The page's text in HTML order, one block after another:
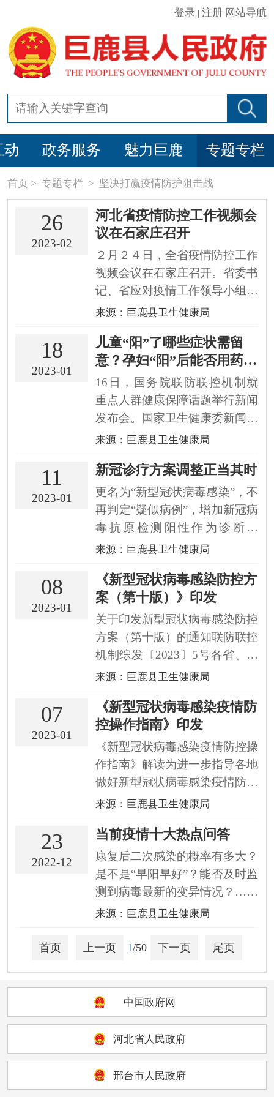
登录 |注册 网站导航
动 政务服务 魅力巨鹿 专题专栏
首页> 专题专栏 > 坚决打赢疫情防护阻击战
26
2023-02
河北省疫情防控工作视频会
议在石家庄召开
２月２４日，全省疫情防控工作
视频会议在石家庄召开。省委书
记、省应对疫情工作领导小组组
长倪岳峰出席会议并讲话。省
长王正谱主持。会议指出，在习
近平总书记掌舵领航、举旗定向
下，我国取得疫情防控重大决定
性胜利，最大程度保护了人民
群...
来源：巨鹿县卫生健康局
18
2023-01
儿童“阳”了哪些症状需留
意？孕妇“阳”后能否用药？
——国务院联防联控机制新
闻发布会回应防疫热点问题
16日，国务院联防联控机制就
重点人群健康保障话题举行新闻
发布会。国家卫生健康委新闻发
言人米锋介绍，随着疫情防控进
年人、儿童、孕产妇、慢性基础
性疾病患者等重点人群分级分类
动态服务和“关口前移”工作。儿
童感染新冠病毒后家长要留...
来源：巨鹿县卫生健康局
11
2023-01
新冠诊疗方案调整正当其时
更名为“新型冠状病毒感染”，不
再判定“疑似病例”，增加新冠病
毒抗原检测阳性作为诊断标
准……近日，《新型冠状病毒感
《新型冠状病毒感染防控方案
(第十版)》发布。应对世纪疫
情，我国根据实际情况精准施
策，让各项防控工作更科学、更
精...
来源：巨鹿县卫生健康局
08
2023-01
《新型冠状病毒感染防控方
案（第十版）》印发
关于印发新型冠状病毒感染防控
方案（第十版）的通知联防联控
机制综发〔2023〕5号各省、自
治区、直辖市及新疆生产建设兵
挥部），国务院联防联控机制各
成员单位：为指导各地做好对新
型冠状病毒感染实施“乙类乙
管”后的疫情防控工作，国...
来源：巨鹿县卫生健康局
07
2023-01
《新型冠状病毒感染疫情防
控操作指南》印发
《新型冠状病毒感染疫情防控操
作指南》解读为进一步指导各地
做好新型冠状病毒感染疫情防控
工作，落实《关于对新型冠状病
案》有关要求，国务院联防联控
机制综合组组织有关部门制定了
《新型冠状病毒感染疫情防控操
作指南》（以下简称操作指...
来源：巨鹿县卫生健康局
23
2022-12
当前疫情十大热点问答
康复后二次感染的概率有多大？
是不是“早阳早好”？能否及时监
测到病毒最新的变异情况？……
针对当前公众关切的诸多疫情热
联控机制专家进行解答。热点
种说法，认为南北方流行的...
来源：巨鹿县卫生健康局
首页 上一页 1/50 下一页 尾页
中国政府网
河北省人民政府
邢台市人民政府